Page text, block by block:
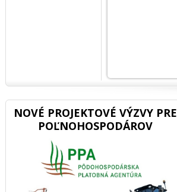
NOVÉ PROJEKTOVÉ VÝZVY PRE
POĽNOHOSPODÁROV